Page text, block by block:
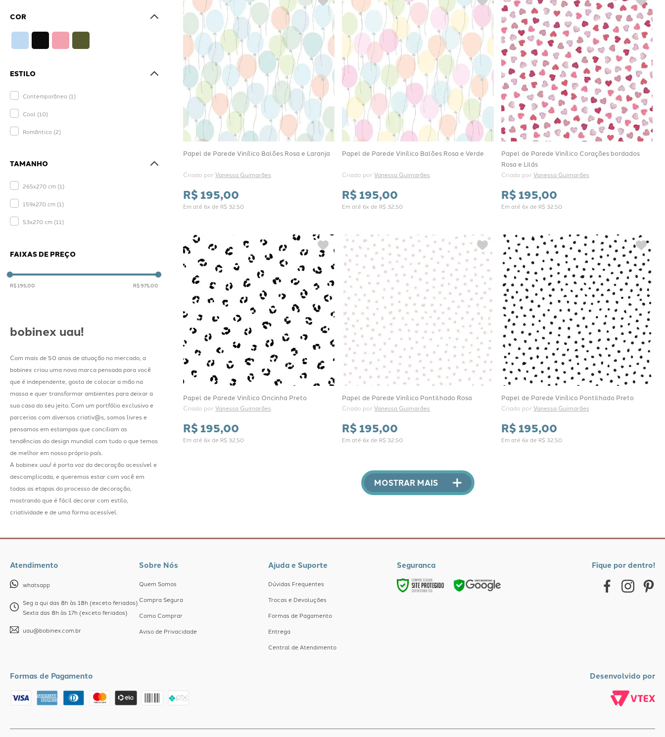
COR
ESTILO
Contemporâneo (1)
Cool (10)
Romântico (2)
TAMANHO
265x270 cm (1)
159x270 cm (1)
53x270 cm (11)
FAIXAS DE PREÇO
R$ 195,00 R$ 975,00
bobinex uau!
Com mais de 50 anos de atuação no mercado, a
bobinex criou uma nova marca pensada para você
que é independente, gosta de colocar a mão na
massa e quer transformar ambientes para deixar a
sua casa do seu jeito. Com um portfólio exclusivo e
parcerias com diversos criativ@s, somos livres e
pensamos em estampas que conciliam as
tendências do design mundial com tudo o que temos
de melhor em nosso próprio país.
A bobinex uau! é porta voz da decoração acessível e
descomplicada, e queremos estar com você em
todas as etapas do processo de decoração,
mostrando que é fácil decorar com estilo,
criatividade e de uma forma acessível.
Papel de Parede Vinílico Balões Rosa e Laranja
Criado por Vanessa Guimarães
R$195,00
Em até 6x de R$ 32 50
Papel de Parede Vinílico Balões Rosa e Verde
Criado por Vanessa Guimarães
R$195,00
Em até 6x de R$ 32 50
Papel de Parede Vinílico Corações bordados
Rosa e Lilás
Criado por Vanessa Guimarães
R$195,00
Em até 6x de R$ 32 50
Papel de Parede Vinílico Oncinha Preto
Criado por Vanessa Guimarães
R$195,00
Em até 6x de R$ 32,50
Papel de Parede Vinílico Pontilhado Rosa
Criado por Vanessa Guimarães
R$195,00
Em até 6x de R$ 32,50
Papel de Parede Vinílico Pontilhado Preto
Criado por Vanessa Guimarães
R$195,00
Em até 6x de R$ 32,50
MOSTRAR MAIS
Atendimento
whatsapp
Seg a qui das 8h às 18h (exceto feriados)
Sexta das 8h às 17h (exceto feriados)
uau@bobinex.com.br
Sobre Nós
Quem Somos
Compra Segura
Como Comprar
Aviso de Privacidade
Ajuda e Suporte
Dúvidas Frequentes
Trocas e Devoluções
Formas de Pagamento
Entrega
Central de Atendimento
Seguranca Fique por dentro!
Formas de Pagamento Desenvolvido por